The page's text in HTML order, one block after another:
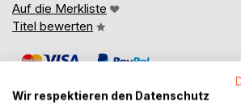
Auf die Merkliste
Titel bewerten
Wir respektieren den Datenschutz